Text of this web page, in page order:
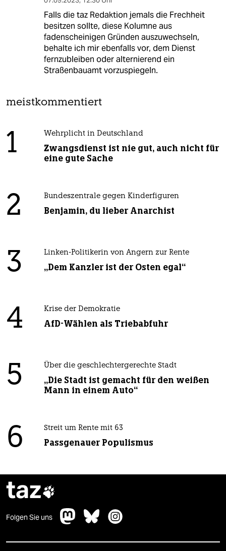
Falls die taz Redaktion jemals die Frechheit
besitzen sollte, diese Kolumne aus
fadenscheinigen Gründen auszuwechseln,
behalte ich mir ebenfalls vor, dem Dienst
fernzubleiben oder alternierend ein
Straßenbauamt vorzuspiegeln.
meistkommentiert
1 Wehrplicht in Deutschland
Zwangsdienst ist nie gut, auch nicht für
eine gute Sache
2 Bundeszentrale gegen Kinderfiguren
Benjamin, du lieber Anarchist
3 Linken-Politikerin von Angern zur Rente
„Dem Kanzler ist der Osten egal“
4 Krise der Demokratie
AfD-Wählen als Triebabfuhr
5 Über die geschlechtergerechte Stadt
„Die Stadt ist gemacht für den weißen
Mann in einem Auto“
6 Streit um Rente mit 63
Passgenauer Populismus
taz
Folgen Sie uns